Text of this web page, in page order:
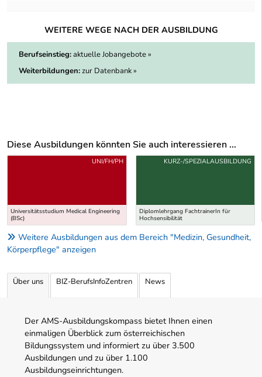
WEITERE WEGE NACH DER AUSBILDUNG
Berufseinstieg:aktuelle Jobangebote »
Weiterbildungen:zur Datenbank »
Diese Ausbildungen könnten Sie auch interessieren ...
Uber weitere Ausbildungsvorschläge
Universitätsstudium Medical Engineering
(BSc)
UNI/FH/PH
Diplomlehrgang FachtrainerIn für
Hochsensibilität
KURZ-/SPEZIALAUSBILDUNG
Weitere Ausbildungen aus dem Bereich "Medizin, Gesundheit,
Körperpflege" anzeigen
Über uns BIZ-BerufsInfoZentren News
Der AMS-Ausbildungskompass bietet Ihnen einen
einmaligen Überblick zum österreichischen
Bildungssystem und informiert zu über 3.500
Ausbildungen und zu über 1.100
Ausbildungseinrichtungen.